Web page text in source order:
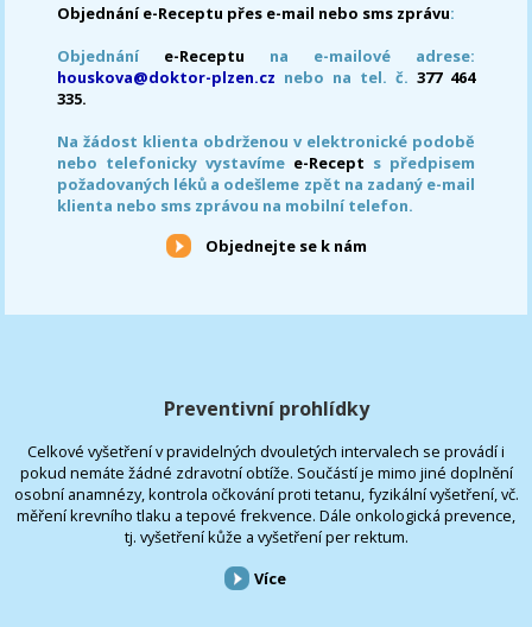
Objednání e-Receptu přes e-mail nebo sms zprávu:
Objednání e-Receptu na e-mailové adrese:
houskova@doktor-plzen.cz nebo na tel. č. 377 464
335.
Na žádost klienta obdrženou v elektronické podobě
nebo telefonicky vystavíme e-Recept s předpisem
požadovaných léků a odešleme zpět na zadaný e-mail
klienta nebo sms zprávou na mobilní telefon.
Objednejte se k nám
Preventivní prohlídky
Celkové vyšetření v pravidelných dvouletých intervalech se provádí i
pokud nemáte žádné zdravotní obtíže. Součástí je mimo jiné doplnění
osobní anamnézy, kontrola očkování proti tetanu, fyzikální vyšetření, vč.
měření krevního tlaku a tepové frekvence. Dále onkologická prevence,
tj. vyšetření kůže a vyšetření per rektum.
Více